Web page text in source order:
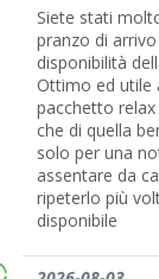
Siete stati
pranzo di
disponibilità
Ottimo ed utile
pacchetto
che di quella
solo per una
assentare da
ripeterlo più
disponibile